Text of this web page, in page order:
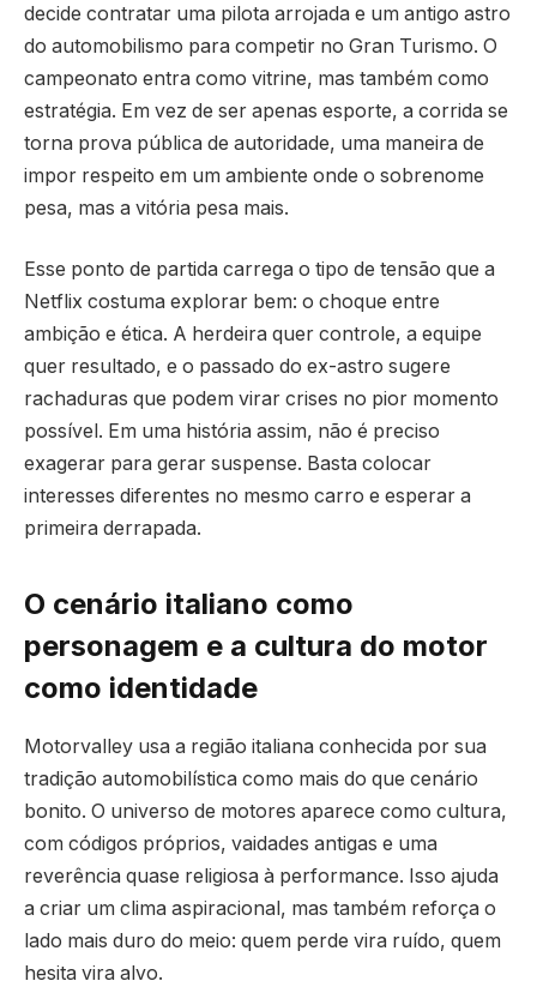
decide contratar uma pilota arrojada e um antigo astro
do automobilismo para competir no Gran Turismo. O
campeonato entra como vitrine, mas também como
estratégia. Em vez de ser apenas esporte, a corrida se
torna prova pública de autoridade, uma maneira de
impor respeito em um ambiente onde o sobrenome
pesa, mas a vitória pesa mais.
Esse ponto de partida carrega o tipo de tensão que a
Netflix costuma explorar bem: o choque entre
ambição e ética. A herdeira quer controle, a equipe
quer resultado, e o passado do ex-astro sugere
rachaduras que podem virar crises no pior momento
possível. Em uma história assim, não é preciso
exagerar para gerar suspense. Basta colocar
interesses diferentes no mesmo carro e esperar a
primeira derrapada.
O cenário italiano como
personagem e a cultura do motor
como identidade
Motorvalley usa a região italiana conhecida por sua
tradição automobilística como mais do que cenário
bonito. O universo de motores aparece como cultura,
com códigos próprios, vaidades antigas e uma
reverência quase religiosa à performance. Isso ajuda
a criar um clima aspiracional, mas também reforça o
lado mais duro do meio: quem perde vira ruído, quem
hesita vira alvo.